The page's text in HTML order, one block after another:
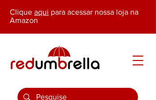
Clique aqui para acessar nossa loja na
Amazon